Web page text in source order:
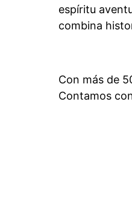
espíritu
combina
Con más de
Contamos